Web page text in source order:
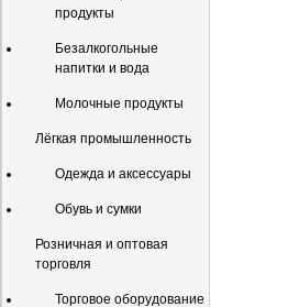
продукты
Безалкогольные
напитки и вода
Молочные продукты
Лёгкая промышленность
Одежда и аксессуары
Обувь и сумки
Розничная и оптовая
торговля
Торговое оборудование